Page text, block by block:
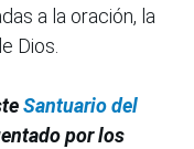
a la oración, la
Dios.
Santuario del
por los